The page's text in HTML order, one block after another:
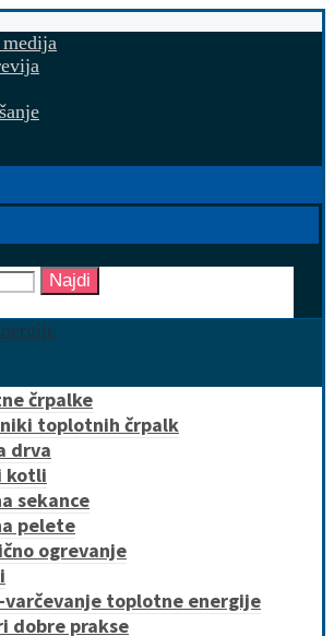
Najdi
črpalke
toplotnih črpalk
drva
kotli
sekance
pelete
ogrevanje
varčevanje toplotne energije
dobre prakse